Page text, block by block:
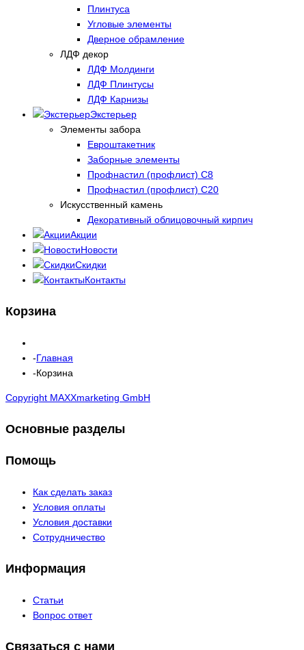
Плинтуса
Угловые элементы
Дверное обрамление
ЛДФ декор
ЛДФ Молдинги
ЛДФ Плинтусы
ЛДФ Карнизы
Экстерьер
Элементы забора
Евроштакетник
Заборные элементы
Профнастил (профлист) С8
Профнастил (профлист) С20
Искусственный камень
Декоративный облицовочный кирпич
Акции
Новости
Скидки
Контакты
Корзина
Главная
Корзина
Copyright MAXXmarketing GmbH
Основные разделы
Помощь
Как сделать заказ
Условия оплаты
Условия доставки
Сотрудничество
Информация
Статьи
Вопрос ответ
Связаться с нами